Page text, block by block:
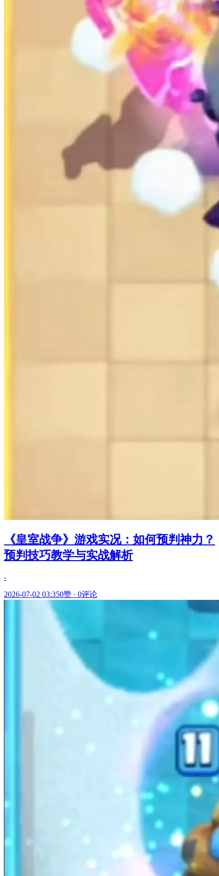
《皇室战争》游戏实况：如何预判神力？
预判技巧教学与实战解析
-
2026-07-02 03:350赞 · 0评论